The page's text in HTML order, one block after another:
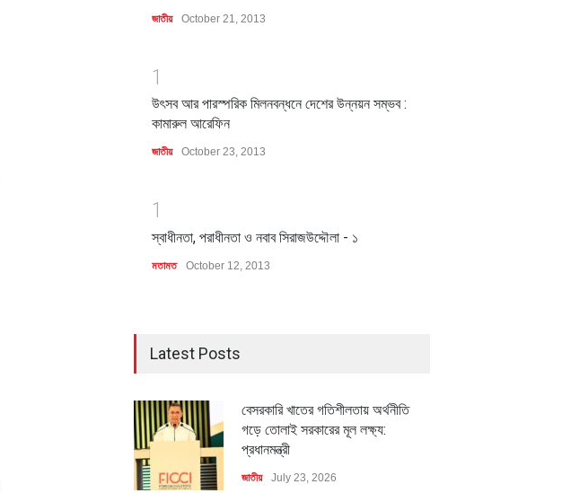
জাতীয় October 21, 2013
1
উৎসব আর পারস্পরিক মিলনবন্ধনে দেশের উন্নয়ন সম্ভব :
কামারুল আরেফিন
জাতীয় October 23, 2013
1
স্বাধীনতা, পরাধীনতা ও নবাব সিরাজউদ্দৌলা - ১
মতামত October 12, 2013
Latest Posts
বেসরকারি খাতের গতিশীলতায় অর্থনীতি
গড়ে তোলাই সরকারের মূল লক্ষ্য:
প্রধানমন্ত্রী
জাতীয় July 23, 2026